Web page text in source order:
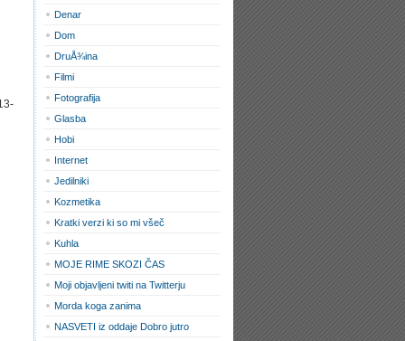
Denar
Dom
DruÅ¾ina
Filmi
Fotografija
Glasba
Hobi
Internet
Jedilniki
Kozmetika
Kratki verzi ki so mi všeč
Kuhla
MOJE RIME SKOZI ČAS
Moji objavljeni twiti na Twitterju
Morda koga zanima
NASVETI iz oddaje Dobro jutro